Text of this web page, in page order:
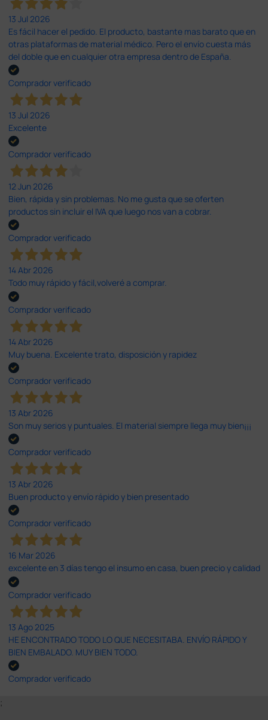
13 Jul 2026
Es fácil hacer el pedido. El producto, bastante mas barato que en
otras plataformas de material médico. Pero el envío cuesta más
del doble que en cualquier otra empresa dentro de España.
Comprador verificado
13 Jul 2026
Excelente
Comprador verificado
12 Jun 2026
Bien, rápida y sin problemas. No me gusta que se oferten
productos sin incluir el IVA que luego nos van a cobrar.
Comprador verificado
14 Abr 2026
Todo muy rápido y fácil,volveré a comprar.
Comprador verificado
14 Abr 2026
Muy buena. Excelente trato, disposición y rapidez
Comprador verificado
13 Abr 2026
Son muy serios y puntuales. El material siempre llega muy bien¡¡¡
Comprador verificado
13 Abr 2026
Buen producto y envío rápido y bien presentado
Comprador verificado
16 Mar 2026
excelente en 3 días tengo el insumo en casa, buen precio y calidad
Comprador verificado
13 Ago 2025
HE ENCONTRADO TODO LO QUE NECESITABA. ENVÍO RÁPIDO Y
BIEN EMBALADO. MUY BIEN TODO.
Comprador verificado
;